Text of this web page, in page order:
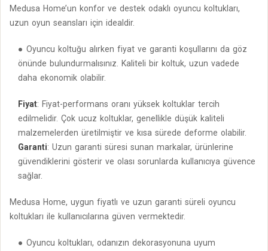
Medusa Home’un konfor ve destek odaklı oyuncu koltukları,
uzun oyun seansları için idealdir.
Oyuncu koltuğu alırken fiyat ve garanti koşullarını da göz
önünde bulundurmalısınız. Kaliteli bir koltuk, uzun vadede
daha ekonomik olabilir.
Fiyat: Fiyat-performans oranı yüksek koltuklar tercih
edilmelidir. Çok ucuz koltuklar, genellikle düşük kaliteli
malzemelerden üretilmiştir ve kısa sürede deforme olabilir.
Garanti: Uzun garanti süresi sunan markalar, ürünlerine
güvendiklerini gösterir ve olası sorunlarda kullanıcıya güvence
sağlar.
Medusa Home, uygun fiyatlı ve uzun garanti süreli oyuncu
koltukları ile kullanıcılarına güven vermektedir.
Oyuncu koltukları, odanızın dekorasyonuna uyum